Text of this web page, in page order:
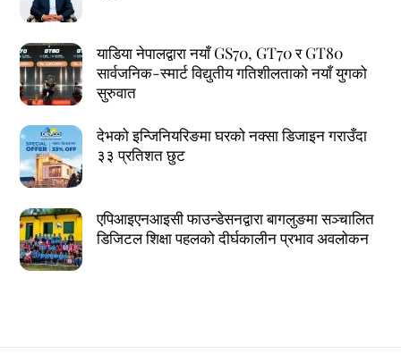
याडिया नेपालद्वारा नयाँ GS70, GT70 र GT80
सार्वजनिक-स्मार्ट विद्युतीय गतिशीलताको नयाँ युगको
सुरुवात
देभको इन्जिनियरिङमा घरको नक्सा डिजाइन गराउँदा
३३ प्रतिशत छुट
एपिआइएनआइसी फाउन्डेसनद्वारा बागलुङमा सञ्चालित
डिजिटल शिक्षा पहलको दीर्घकालीन प्रभाव अवलोकन